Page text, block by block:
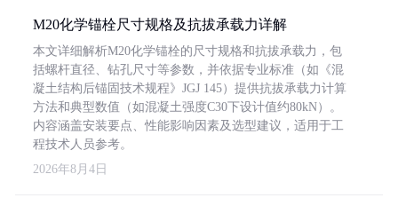
M20化学锚栓尺寸规格及抗拔承载力详解
本文详细解析M20化学锚栓的尺寸规格和抗拔承载力，包
括螺杆直径、钻孔尺寸等参数，并依据专业标准（如《混
凝土结构后锚固技术规程》JGJ 145）提供抗拔承载力计算
方法和典型数值（如混凝土强度C30下设计值约80kN）。
内容涵盖安装要点、性能影响因素及选型建议，适用于工
程技术人员参考。
2026年8月4日